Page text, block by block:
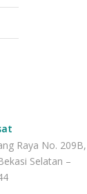
Raya No. 209B,
Selatan –